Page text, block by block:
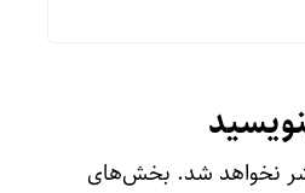
نخواهد شد. بخش‌های